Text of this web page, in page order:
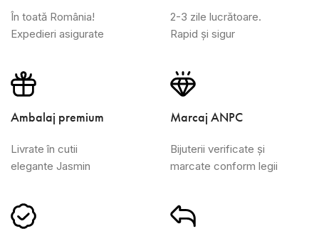
În toată România!
Expedieri asigurate
2-3 zile lucrătoare.
Rapid și sigur
Ambalaj premium
Livrate în cutii
elegante Jasmin
Marcaj ANPC
Bijuterii verificate și
marcate conform legii